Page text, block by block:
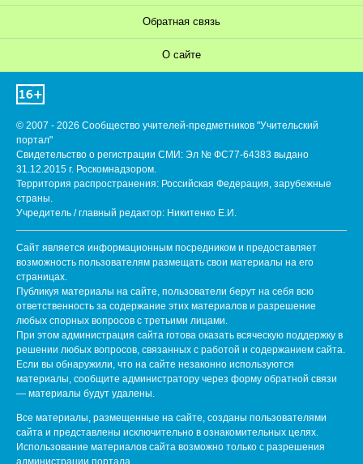
Обратная связь
О сайте
© 2007 - 2026 Сообщество учителей-предметников "Учительский
портал"
Свидетельство о регистрации СМИ: Эл № ФС77-64383 выдано
31.12.2015 г. Роскомнадзором.
Территория распространения: Российская Федерация, зарубежные
страны.
Учредитель / главный редактор: Никитенко Е.И.
Сайт является информационным посредником и предоставляет
возможность пользователям размещать свои материалы на его
страницах.
Публикуя материалы на сайте, пользователи берут на себя всю
ответственность за содержание этих материалов и разрешение
любых спорных вопросов с третьими лицами.
При этом администрация сайта готова оказать всяческую поддержку в
решении любых вопросов, связанных с работой и содержанием сайта.
Если вы обнаружили, что на сайте незаконно используются
материалы, сообщите администратору через форму обратной связи
— материалы будут удалены.
Все материалы, размещенные на сайте, созданы пользователями
сайта и представлены исключительно в ознакомительных целях.
Использование материалов сайта возможно только с разрешения